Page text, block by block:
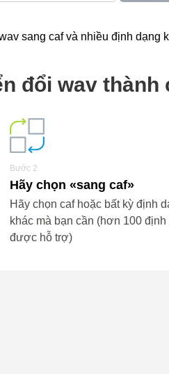
sang caf và nhiều định dạng
đổi wav thành
Bước 2
Hãy chọn «sang caf»
Hãy chọn caf hoặc bất kỳ định
khác mà bạn cần (hơn 100 định
được hỗ trợ)